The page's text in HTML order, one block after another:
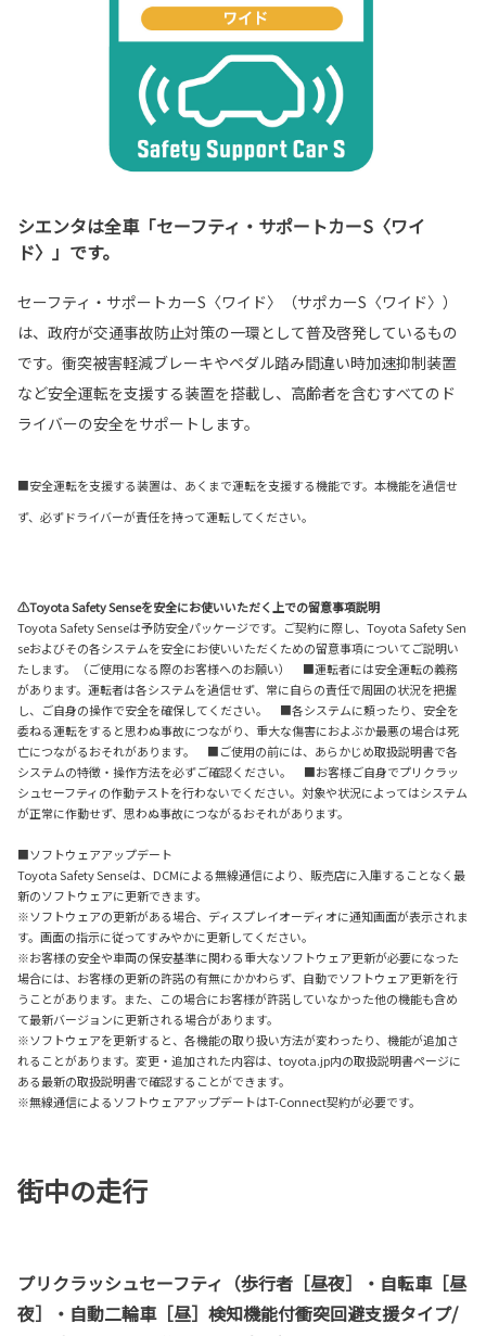
シエンタは全車「セーフティ・サポートカーS〈ワイ
ド〉」です。
セーフティ・サポートカーS〈ワイド〉（サポカーS〈ワイド〉）
は、政府が交通事故防止対策の一環として普及啓発しているもの
です。衝突被害軽減ブレーキやペダル踏み間違い時加速抑制装置
など安全運転を支援する装置を搭載し、高齢者を含むすべてのド
ライバーの安全をサポートします。
■安全運転を支援する装置は、あくまで運転を支援する機能です。本機能を過信せ
ず、必ずドライバーが責任を持って運転してください。
⚠Toyota Safety Senseを安全にお使いいただく上での留意事項説明
Toyota Safety Senseは予防安全パッケージです。ご契約に際し、Toyota Safety Sen
seおよびその各システムを安全にお使いいただくための留意事項についてご説明い
たします。（ご使用になる際のお客様へのお願い） ■運転者には安全運転の義務
があります。運転者は各システムを過信せず、常に自らの責任で周囲の状況を把握
し、ご自身の操作で安全を確保してください。 ■各システムに頼ったり、安全を
委ねる運転をすると思わぬ事故につながり、重大な傷害におよぶか最悪の場合は死
亡につながるおそれがあります。 ■ご使用の前には、あらかじめ取扱説明書で各
システムの特徴・操作方法を必ずご確認ください。 ■お客様ご自身でプリクラッ
シュセーフティの作動テストを行わないでください。対象や状況によってはシステム
が正常に作動せず、思わぬ事故につながるおそれがあります。
■ソフトウェアアップデート
Toyota Safety Senseは、DCMによる無線通信により、販売店に入庫することなく最
新のソフトウェアに更新できます。
※ソフトウェアの更新がある場合、ディスプレイオーディオに通知画面が表示されま
す。画面の指示に従ってすみやかに更新してください。
※お客様の安全や車両の保安基準に関わる重大なソフトウェア更新が必要になった
場合には、お客様の更新の許諾の有無にかかわらず、自動でソフトウェア更新を行
うことがあります。また、この場合にお客様が許諾していなかった他の機能も含め
て最新バージョンに更新される場合があります。
※ソフトウェアを更新すると、各機能の取り扱い方法が変わったり、機能が追加さ
れることがあります。変更・追加された内容は、toyota.jp内の取扱説明書ページに
ある最新の取扱説明書で確認することができます。
※無線通信によるソフトウェアアップデートはT-Connect契約が必要です。
街中の走行
プリクラッシュセーフティ（歩行者［昼夜］・自転車［昼
夜］・自動二輪車［昼］検知機能付衝突回避支援タイプ/